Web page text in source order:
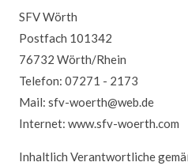
FISCHZUCHT
Daten
zur
Anlage
Ausfischen/Fischbesatz
Bilder
GEWÄSSER
SFV Wörth
Postfach 101342
76732 Wörth/Rhein
Telefon: 07271 - 2173
Mail: sfv-woerth@web.de
Internet: www.sfv-woerth.com
Inhaltlich Verantwortliche